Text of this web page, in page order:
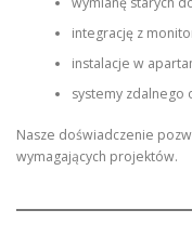
integrację z
instalacje w
systemy zdalnego
Nasze doświadczenie
wymagających projektów.